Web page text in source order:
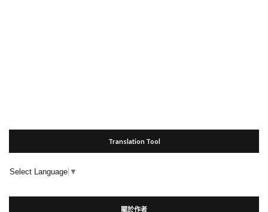
Translation Tool
Select Language ▼
關於作者